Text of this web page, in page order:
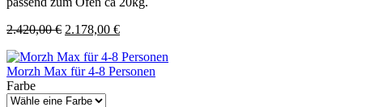
2.420,00€ Ursprünglicher
war:
2.420,00 €
2.178,00 €Aktueller
ist:
2.178,00 €.
Morzh Max für 4-8 Personen
Farbe